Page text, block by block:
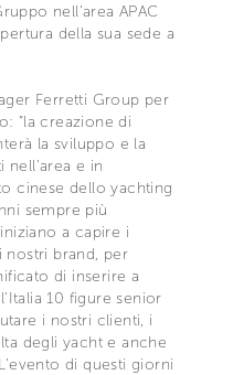
nell’area APAC
della sua sede a
Ferretti Group per
“la creazione di
la sviluppo e la
e in
cinese dello yachting
sempre più
a capire i
nostri brand, per
di inserire a
10 figure senior
i nostri clienti, i
degli yacht e anche
di questi giorni